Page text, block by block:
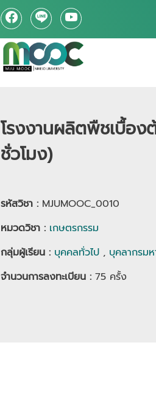
โรงงานผลิตพืชเบื้อง
ชั่วโมง)
รหัสวิชา : MJUMOOC_0010
หมวดวิชา : เกษตรกรรม
กลุ่มผู้เรียน : บุคคลทั่วไป , บุคลากรม
จำนวนการลงทะเบียน : 75 ครั้ง